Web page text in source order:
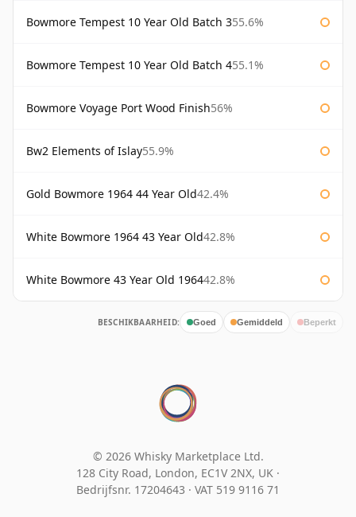
Bowmore Tempest 10 Year Old Batch 355.6%
Bowmore Tempest 10 Year Old Batch 455.1%
Bowmore Voyage Port Wood Finish56%
Bw2 Elements of Islay55.9%
Gold Bowmore 1964 44 Year Old42.4%
White Bowmore 1964 43 Year Old42.8%
White Bowmore 43 Year Old 196442.8%
BESCHIKBAARHEID: Goed Gemiddeld Beperkt
© 2026 Whisky Marketplace Ltd.
128 City Road, London, EC1V 2NX, UK ·
Bedrijfsnr. 17204643 · VAT 519 9116 71